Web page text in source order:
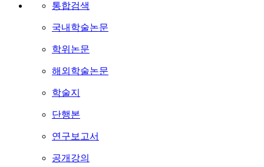
통합검색
국내학술논문
학위논문
해외학술논문
학술지
단행본
연구보고서
공개강의